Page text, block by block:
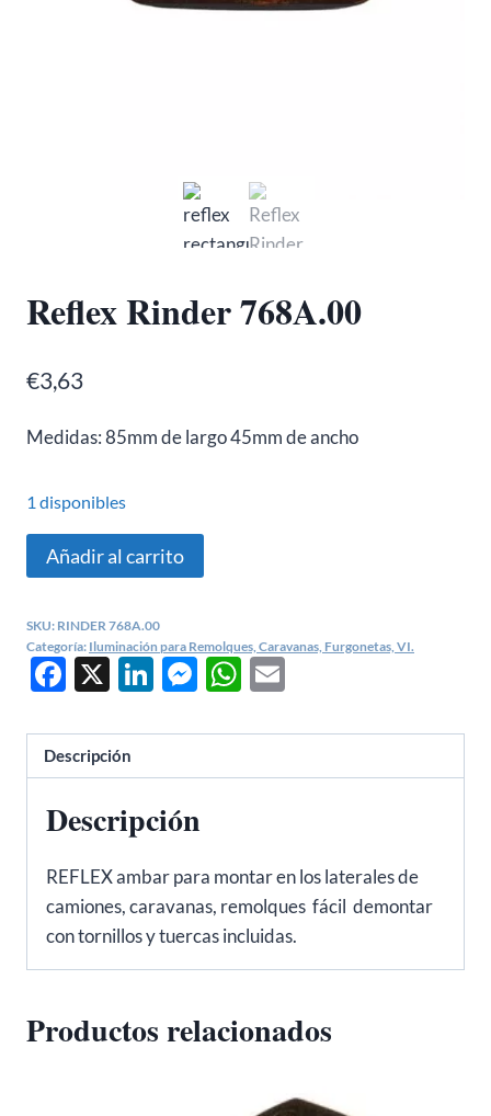
Reflex Rinder 768A.00
€3,63
Medidas: 85mm de largo 45mm de ancho
1 disponibles
Reflex
Rinder
cantidad
Añadir al carrito
SKU: RINDER 768A.00
Categoría: Iluminación para Remolques, Caravanas, Furgonetas, VI.
Facebook
X LinkedIn
Messenger
WhatsApp
Descripción
Descripción
REFLEX ambar para montar en los laterales de
camiones, caravanas, remolques fácil demontar
con tornillos y tuercas incluidas.
Productos relacionados